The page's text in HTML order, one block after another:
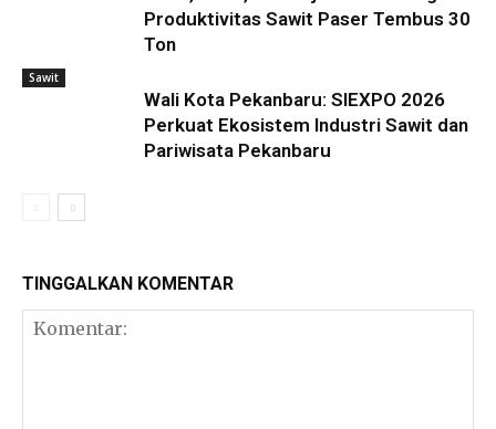
Produktivitas Sawit Paser Tembus 30
Ton
Sawit
Wali Kota Pekanbaru: SIEXPO 2026
Perkuat Ekosistem Industri Sawit dan
Pariwisata Pekanbaru
TINGGALKAN KOMENTAR